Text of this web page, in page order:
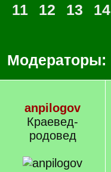
11
12 13 14
Модераторы:
anpilogov
Краевед-
родовед